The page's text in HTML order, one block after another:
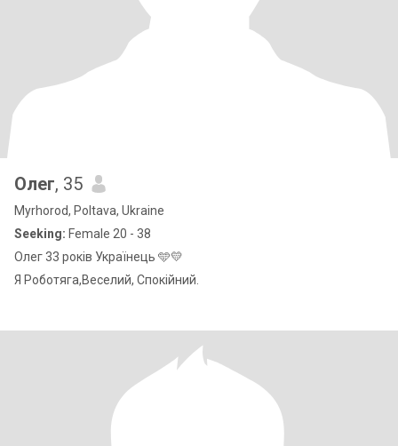
Олег, 35
Myrhorod, Poltava, Ukraine
Seeking: Female 20 - 38
Олег 33 років Українець 🩵💛
Я Роботяга,Веселий, Спокійний.